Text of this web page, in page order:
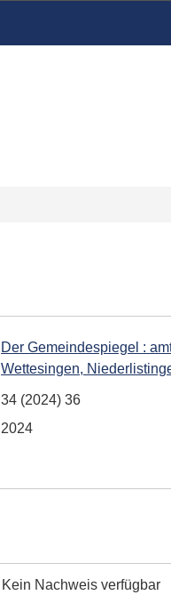
Der Gemeindespiegel :
Wettesingen,
34 (2024) 36
2024
Kein Nachweis verfügbar